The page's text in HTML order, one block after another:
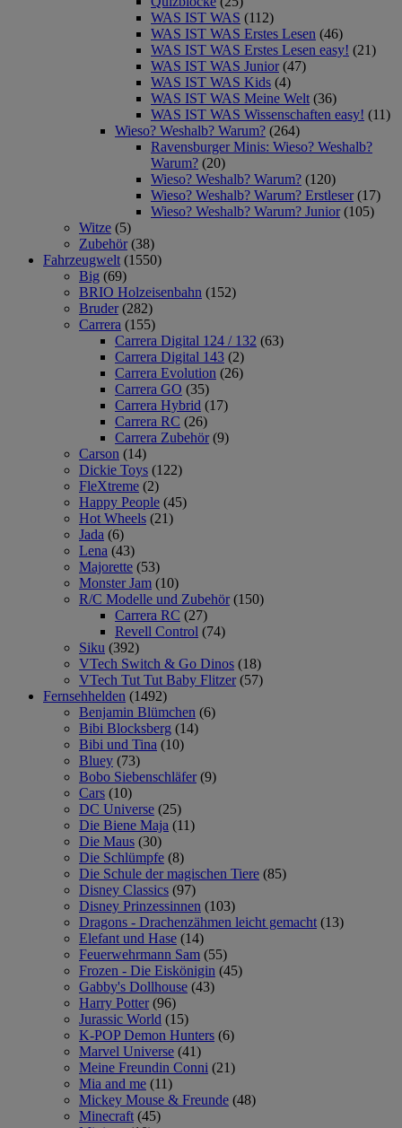
WAS IST WAS (112)
WAS IST WAS Erstes Lesen (46)
WAS IST WAS Erstes Lesen easy! (21)
WAS IST WAS Junior (47)
WAS IST WAS Kids (4)
WAS IST WAS Meine Welt (36)
WAS IST WAS Wissenschaften easy! (11)
Wieso? Weshalb? Warum? (264)
Ravensburger Minis: Wieso? Weshalb?
Warum? (20)
Wieso? Weshalb? Warum? (120)
Wieso? Weshalb? Warum? Erstleser (17)
Wieso? Weshalb? Warum? Junior (105)
Witze (5)
Zubehör (38)
Fahrzeugwelt (1550)
Big (69)
BRIO Holzeisenbahn (152)
Bruder (282)
Carrera (155)
Carrera Digital 124 / 132 (63)
Carrera Digital 143 (2)
Carrera Evolution (26)
Carrera GO (35)
Carrera Hybrid (17)
Carrera RC (26)
Carrera Zubehör (9)
Carson (14)
Dickie Toys (122)
FleXtreme (2)
Happy People (45)
Hot Wheels (21)
Jada (6)
Lena (43)
Majorette (53)
Monster Jam (10)
R/C Modelle und Zubehör (150)
Carrera RC (27)
Revell Control (74)
Siku (392)
VTech Switch & Go Dinos (18)
VTech Tut Tut Baby Flitzer (57)
Fernsehhelden (1492)
Benjamin Blümchen (6)
Bibi Blocksberg (14)
Bibi und Tina (10)
Bluey (73)
Bobo Siebenschläfer (9)
Cars (10)
DC Universe (25)
Die Biene Maja (11)
Die Maus (30)
Die Schlümpfe (8)
Die Schule der magischen Tiere (85)
Disney Classics (97)
Disney Prinzessinnen (103)
Dragons - Drachenzähmen leicht gemacht (13)
Elefant und Hase (14)
Feuerwehrmann Sam (55)
Frozen - Die Eiskönigin (45)
Gabby's Dollhouse (43)
Harry Potter (96)
Jurassic World (15)
K-POP Demon Hunters (6)
Marvel Universe (41)
Meine Freundin Conni (21)
Mia and me (11)
Mickey Mouse & Freunde (48)
Minecraft (45)